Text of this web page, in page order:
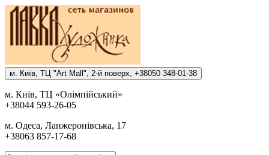
м. Киïв, ТЦ "Art Mall", 2-й поверх, +38050 348-01-38
м. Киïв, ТЦ «Олiмпiйський»
+38044 593-26-05
м. Одеса, Ланжеронiвська, 17
+38063 857-17-68